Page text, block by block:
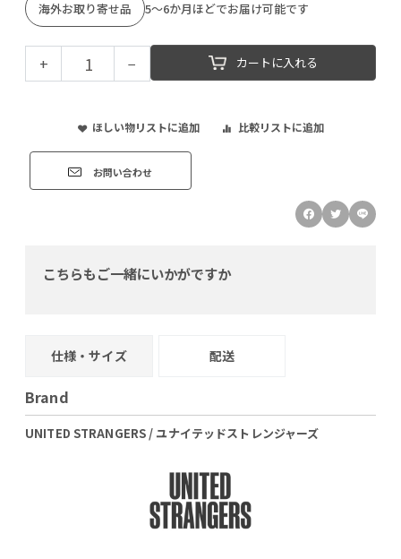
海外お取り寄せ品 5～6か月ほどでお届け可能です
+ − カートに入れる
ほしい物リストに追加 比較リストに追加
お問い合わせ
こちらもご一緒にいかがですか
仕様・サイズ 配送
Brand
UNITED STRANGERS / ユナイテッドストレンジャーズ